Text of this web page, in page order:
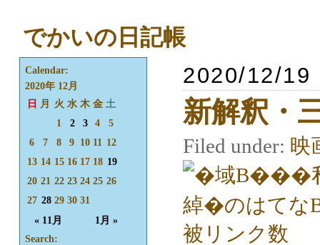
でかいの日記帳
2020/12/19
新解釈・
Filed under: 映
Calendar:
2020年 12月
日
月 火 水 木 金 土
« 11月 1月 »
1 2 3 4
5
6
7 8 9 10 11
12
13 14 15 16 17 18 19
20 21 22 23 24 25 26
27 28 29 30 31
Search: